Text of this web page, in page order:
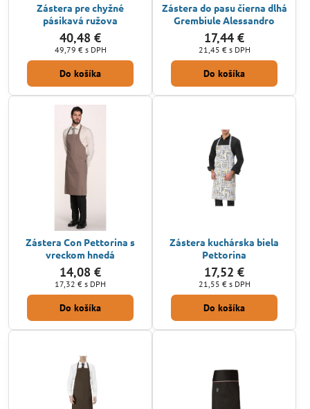
Zástera pre chyžné
pásikavá ružova
40,48 €
49,79 € s DPH
Do košíka
Zástera do pasu čierna dlhá
Grembiule Alessandro
17,44 €
21,45 € s DPH
Do košíka
Zástera Con Pettorina s
vreckom hnedá
14,08 €
17,32 € s DPH
Do košíka
Zástera kuchárska biela
Pettorina
17,52 €
21,55 € s DPH
Do košíka